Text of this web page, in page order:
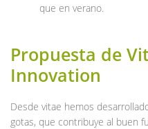
que en verano.
Propuesta de
Innovation
Desde vitae hemos
gotas, que contribuye al buen